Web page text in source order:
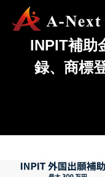
INPIT補助
録、商標